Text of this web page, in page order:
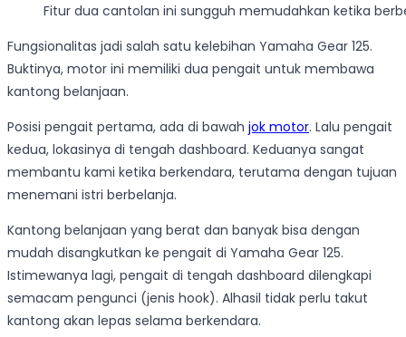
Fitur dua cantolan ini sungguh memudahkan ketika
Fungsionalitas jadi salah satu kelebihan Yamaha Gear 125.
Buktinya, motor ini memiliki dua pengait untuk membawa
kantong belanjaan.
Posisi pengait pertama, ada di bawah jok motor. Lalu pengait
kedua, lokasinya di tengah dashboard. Keduanya sangat
membantu kami ketika berkendara, terutama dengan tujuan
menemani istri berbelanja.
Kantong belanjaan yang berat dan banyak bisa dengan
mudah disangkutkan ke pengait di Yamaha Gear 125.
Istimewanya lagi, pengait di tengah dashboard dilengkapi
semacam pengunci (jenis hook). Alhasil tidak perlu takut
kantong akan lepas selama berkendara.